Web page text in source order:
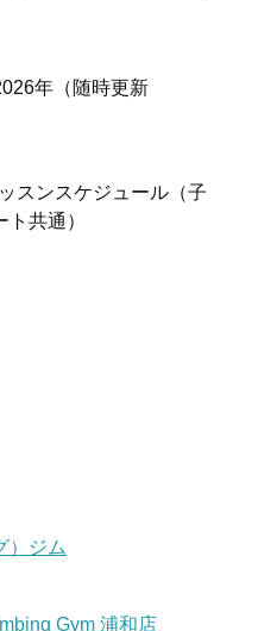
年（随時更新
スンスケジュール（子
共通）
）ジム
Gym 浦和店